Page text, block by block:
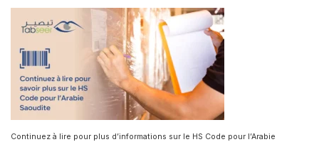
Continuez à lire pour plus d’informations sur le HS Code pour l’Arabie